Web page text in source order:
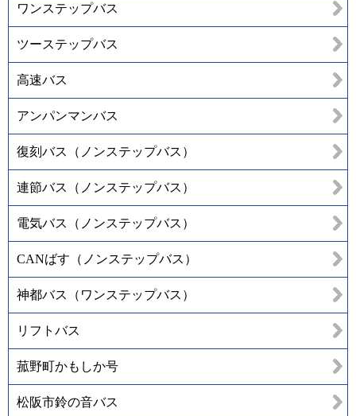
ワンステップバス
ツーステップバス
高速バス
アンパンマンバス
復刻バス（ノンステップバス）
連節バス（ノンステップバス）
電気バス（ノンステップバス）
CANばす（ノンステップバス）
神都バス（ワンステップバス）
リフトバス
菰野町かもしか号
松阪市鈴の音バス